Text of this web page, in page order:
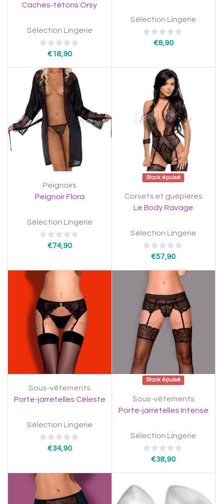
Caches-tétons Orsy
Sélection Lingerie
€18,90
Sélection Lingerie
€8,90
Peignoirs
Peignoir Flora
Sélection Lingerie
€74,90
Stock épuisé
Corsets et guêpières
Le Body Ravage
Sélection Lingerie
€57,90
Sous-vêtements
Porte-jarretelles Céleste
Sélection Lingerie
€34,90
Stock épuisé
Sous-vêtements
Porte-jarretelles Intense
Sélection Lingerie
€38,90